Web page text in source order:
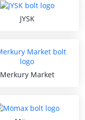
JYSK
Merkury Market